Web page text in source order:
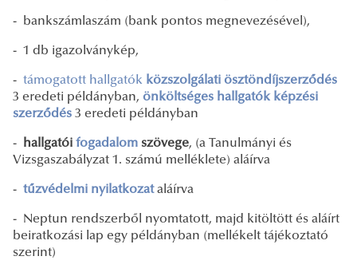
- bankszámlaszám (bank pontos megnevezésével),
- 1 db igazolványkép,
- támogatott hallgatók közszolgálati ösztöndíjszerződés
3 eredeti példányban, önköltséges hallgatók képzési
szerződés 3 eredeti példányban
- hallgatói fogadalom szövege, (a Tanulmányi és
Vizsgaszabályzat 1. számú melléklete) aláírva
- tűzvédelmi nyilatkozataláírva
- Neptun rendszerből nyomtatott, majd kitöltött és aláírt
beiratkozási lap egy példányban (mellékelt tájékoztató
szerint)